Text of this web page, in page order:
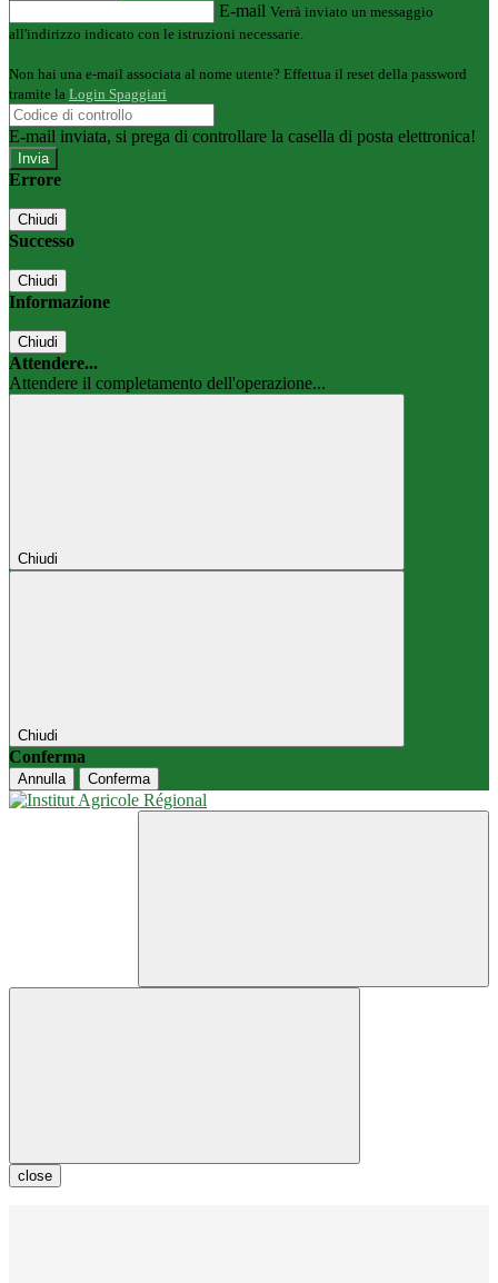
E-mail Verrà inviato un messaggio
all'indirizzo indicato con le istruzioni necessarie.
Non hai una e-mail associata al nome utente? Effettua il reset della password
tramite la Login Spaggiari
E-mail inviata, si prega di controllare la casella di posta elettronica!
Errore
Chiudi
Successo
Chiudi
Informazione
Chiudi
Attendere...
Attendere il completamento dell'operazione...
Chiudi
Chiudi
Conferma
Annulla Conferma
close